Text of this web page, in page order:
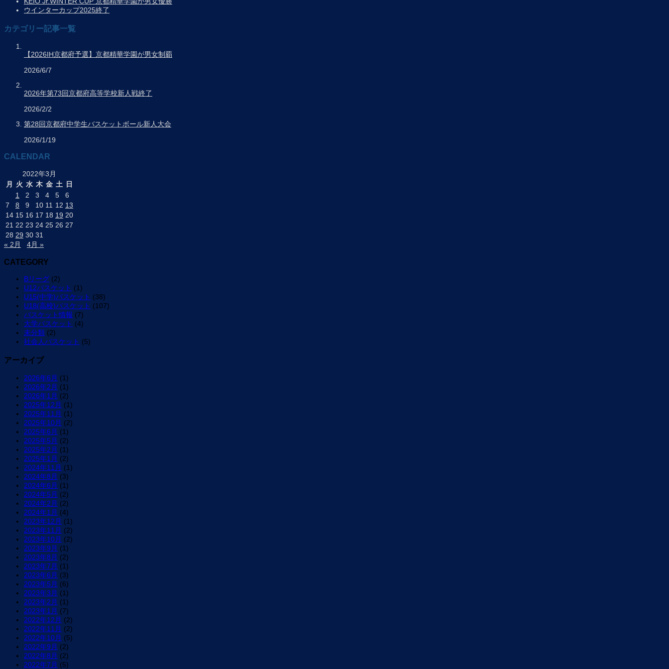
ウインターカップ2025終了
カテゴリー記事一覧
【2026IH京都府予選】京都精華学園が男女制覇
2026/6/7
2026年第73回京都府高等学校新人戦終了
2026/2/2
第28回京都府中学生バスケットボール新人大会
2026/1/19
CALENDAR
2022年3月
月
火 水 木 金 土
日
1
2 3 4 5
6
7
8 9 10 11 12 13
14 15 16 17 18 19 20
21 22 23 24 25 26 27
28 29 30 31
« 2月
4月 »
CATEGORY
Bリーグ (2)
U12バスケット (1)
U15(中学)バスケット (38)
U18(高校)バスケット (107)
バスケット情報 (7)
大学バスケット (4)
未分類 (2)
社会人バスケット (5)
アーカイブ
2026年6月 (1)
2026年2月 (1)
2026年1月 (2)
2025年12月 (1)
2025年11月 (1)
2025年10月 (2)
2025年6月 (1)
2025年5月 (2)
2025年2月 (1)
2025年1月 (2)
2024年11月 (1)
2024年8月 (3)
2024年6月 (1)
2024年5月 (2)
2024年2月 (2)
2024年1月 (4)
2023年12月 (1)
2023年11月 (2)
2023年10月 (2)
2023年9月 (1)
2023年8月 (2)
2023年7月 (1)
2023年6月 (3)
2023年5月 (6)
2023年3月 (1)
2023年2月 (1)
2023年1月 (7)
2022年12月 (2)
2022年11月 (2)
2022年10月 (5)
2022年9月 (2)
2022年8月 (2)
2022年7月 (5)